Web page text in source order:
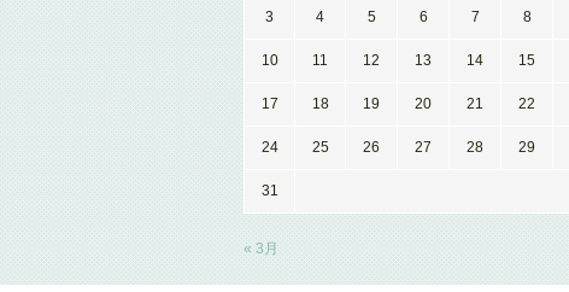
3 4 5 6 7 8
10 11 12 13 14 15
17 18 19 20 21 22
24 25 26 27 28 29
31
« 3月